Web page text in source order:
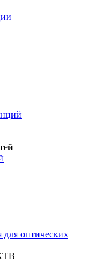
для оптических